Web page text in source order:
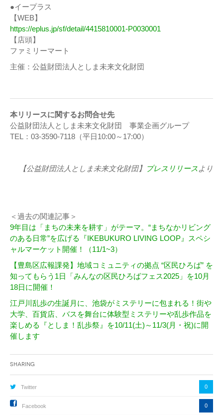
●イープラス
【WEB】
https://eplus.jp/sf/detail/4415810001-P0030001
【店頭】
ファミリーマート
主催：公益財団法人としま未来文化財団
本リリースに関するお問合せ先
公益財団法人としま未来文化財団 事業企画グループ
TEL：03-3590-7118（平日10:00～17:00）
【公益財団法人としま未来文化財団】 プレスリリースより
＜過去の関連記事＞
9年目は「まちの未来を耕す」がテーマ。“まちなかリビング
のある日常”を広げる『IKEBUKURO LIVING LOOP』スペシ
ャルマーケット開催！（11/1~3）
【豊島区広報課発】地域コミュニティの拠点 “区民ひろば” を
知ってもらう1日「みんなの区民ひろばフェス2025」を10月
18日に開催！
江戸川乱歩の生誕月に、池袋がミステリーに包まれる！街や
大学、百貨店、バスを舞台に体験型ミステリーや乱歩作品を
楽しめる『としま！乱歩祭』を10/11(土)～11/3(月・祝)に開
催します
Sharing
Twitter 0
Facebook 0